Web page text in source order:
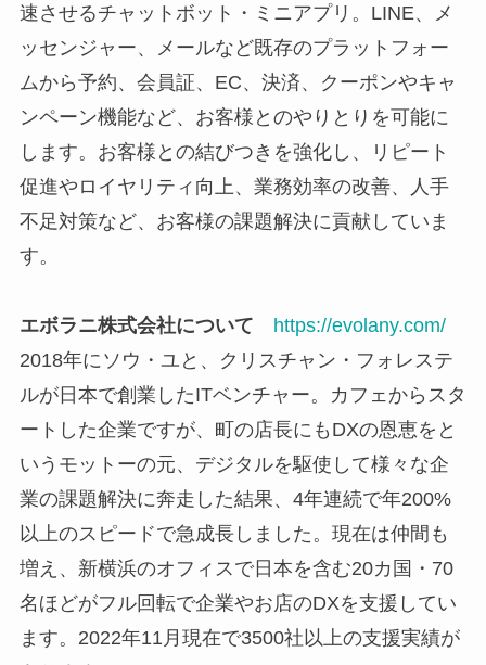
速させるチャットボット・ミニアプリ。LINE、メ
ッセンジャー、メールなど既存のプラットフォー
ムから予約、会員証、EC、決済、クーポンやキャ
ンペーン機能など、お客様とのやりとりを可能に
します。お客様との結びつきを強化し、リピート
促進やロイヤリティ向上、業務効率の改善、人手
不足対策など、お客様の課題解決に貢献していま
す。
エボラニ株式会社について
https://evolany.com/
2018年にソウ・ユと、クリスチャン・フォレステ
ルが日本で創業したITベンチャー。カフェからスタ
ートした企業ですが、町の店長にもDXの恩恵をと
いうモットーの元、デジタルを駆使して様々な企
業の課題解決に奔走した結果、4年連続で年200%
以上のスピードで急成長しました。現在は仲間も
増え、新横浜のオフィスで日本を含む20カ国・70
名ほどがフル回転で企業やお店のDXを支援してい
ます。2022年11月現在で3500社以上の支援実績が